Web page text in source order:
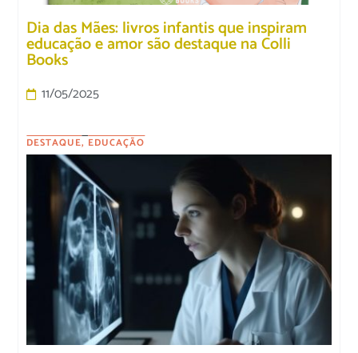
Dia das Mães: livros infantis que inspiram
educação e amor são destaque na Colli
Books
11/05/2025
DESTAQUE, EDUCAÇÃO